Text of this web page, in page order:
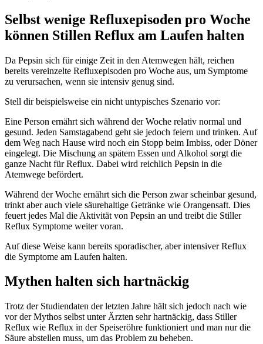
Selbst wenige Refluxepisoden pro Woche
können Stillen Reflux am Laufen halten
Da Pepsin sich für einige Zeit in den Atemwegen hält, reichen
bereits vereinzelte Refluxepisoden pro Woche aus, um Symptome
zu verursachen, wenn sie intensiv genug sind.
Stell dir beispielsweise ein nicht untypisches Szenario vor:
Eine Person ernährt sich während der Woche relativ normal und
gesund. Jeden Samstagabend geht sie jedoch feiern und trinken. Auf
dem Weg nach Hause wird noch ein Stopp beim Imbiss, oder Döner
eingelegt. Die Mischung an spätem Essen und Alkohol sorgt die
ganze Nacht für Reflux. Dabei wird reichlich Pepsin in die
Atemwege befördert.
Während der Woche ernährt sich die Person zwar scheinbar gesund,
trinkt aber auch viele säurehaltige Getränke wie Orangensaft. Dies
feuert jedes Mal die Aktivität von Pepsin an und treibt die Stiller
Reflux Symptome weiter voran.
Auf diese Weise kann bereits sporadischer, aber intensiver Reflux
die Symptome am Laufen halten.
Mythen halten sich hartnäckig
Trotz der Studiendaten der letzten Jahre hält sich jedoch nach wie
vor der Mythos selbst unter Ärzten sehr hartnäckig, dass Stiller
Reflux wie Reflux in der Speiseröhre funktioniert und man nur die
Säure abstellen muss, um das Problem zu beheben.